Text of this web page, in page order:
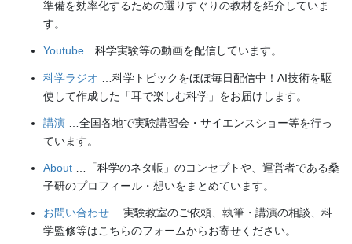
準備を効率化するための選りすぐりの教材を紹介していま
す。
Youtube…科学実験等の動画を配信しています。
科学ラジオ …科学トピックをほぼ毎日配信中！AI技術を駆
使して作成した「耳で楽しむ科学」をお届けします。
講演 …全国各地で実験講習会・サイエンスショー等を行っ
ています。
About …「科学のネタ帳」のコンセプトや、運営者である桑
子研のプロフィール・想いをまとめています。
お問い合わせ …実験教室のご依頼、執筆・講演の相談、科
学監修等はこちらのフォームからお寄せください。